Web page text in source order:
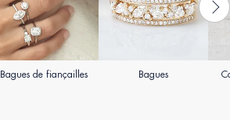
Bagues de fiançailles Bagues